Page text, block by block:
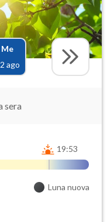
Me
ago
sera
19:53
Luna nuova